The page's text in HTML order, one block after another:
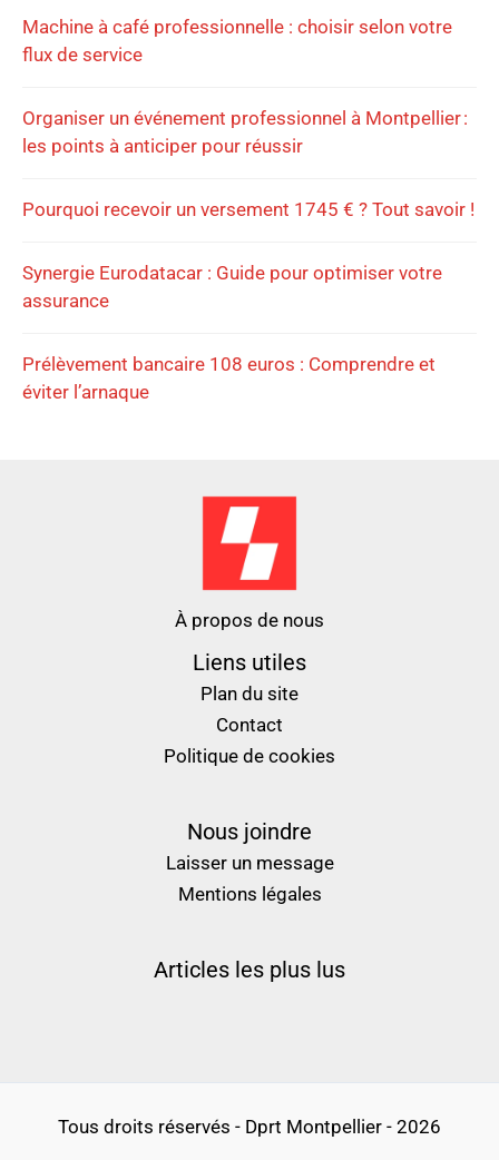
Machine à café professionnelle : choisir selon votre
flux de service
Organiser un événement professionnel à Montpellier :
les points à anticiper pour réussir
Pourquoi recevoir un versement 1745 € ? Tout savoir !
Synergie Eurodatacar : Guide pour optimiser votre
assurance
Prélèvement bancaire 108 euros : Comprendre et
éviter l’arnaque
À propos de nous
Liens utiles
Plan du site
Contact
Politique de cookies
Nous joindre
Laisser un message
Mentions légales
Articles les plus lus
Tous droits réservés - Dprt Montpellier - 2026